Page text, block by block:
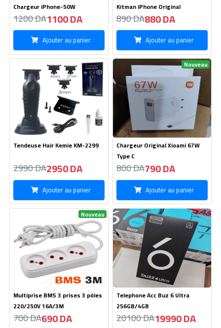
Chargeur iPhone-50W
1200 DA1100 DA
Ajouter au panier
Kitman iPhone Original
890 DA880 DA
Ajouter au panier
Tendeuse Hair Kemie KM-2299
2990 DA2950 DA
Ajouter au panier
Nouveau
Chargeur Original Xioami 67W
Type C
800 DA790 DA
Ajouter au panier
Nouveau
Multiprise BMS 3 prises 3 pôles
220/250V 16A/3M
700 DA690 DA
Telephone Acc Buz 6 Ultra
256GB/4GB
20100 DA19990 DA